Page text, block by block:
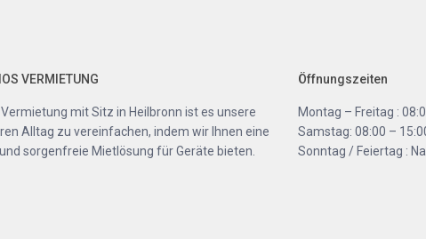
VERMIETUNG
Vermietung mit Sitz in Heilbronn ist es unsere
Alltag zu vereinfachen, indem wir Ihnen eine
sorgenfreie Mietlösung für Geräte bieten.
Öffnungszeiten
Montag – Freitag :
Samstag: 08:00 –
Sonntag / Feiertag :